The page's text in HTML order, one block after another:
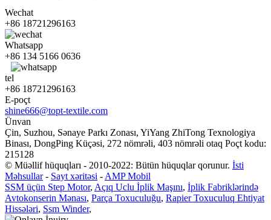
Wechat
+86 18721296163
Whatsapp
+86 134 5166 0636
tel
+86 18721296163
E-poçt
shine666@topt-textile.com
Ünvan
Çin, Suzhou, Sənaye Parkı Zonası, YiYang ZhiTong Texnologiya
Binası, DongPing Küçəsi, 272 nömrəli, 403 nömrəli otaq Poçt kodu:
215128
© Müəllif hüquqları - 2010-2022: Bütün hüquqlar qorunur. İsti
Məhsullar- Sayt xəritəsi - AMP Mobil
SSM üçün Step Motor, Açıq Uclu İplik Maşını, İplik Fabriklərində
Avtokonserin Mənası, Parça Toxuculuğu, Rapier Toxuculuq Ehtiyat
Hissələri, Ssm Winder,